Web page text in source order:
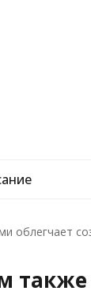
облегчает